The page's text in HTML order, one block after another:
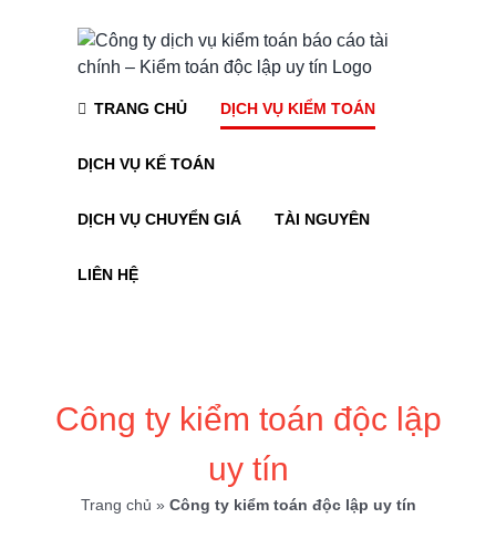
TRANG CHỦ DỊCH VỤ KIỂM TOÁN
DỊCH VỤ KẾ TOÁN
DỊCH VỤ CHUYỂN GIÁ TÀI NGUYÊN
LIÊN HỆ
Công ty kiểm toán độc lập
uy tín
Trang chủ » Công ty kiểm toán độc lập uy tín